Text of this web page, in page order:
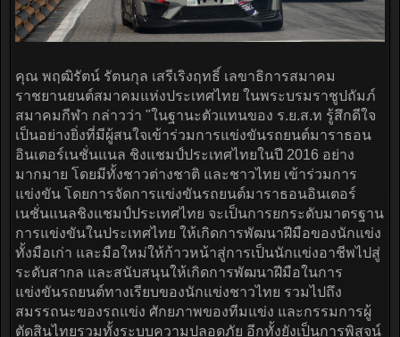
คุณ พฤฒิรัตน์ รัตนกุล เสรีเริงฤทธิ์ เลขาธิการสมาคม
ราชยานยนต์สมาคมแห่งประเทศไทย ในพระบรมราชูปถัมภ์
สมาคมกีฬา กล่าวว่า "ในฐานะตัวแทนของ ร.ย.ส.ท รู้สึกดีใจ
เป็นอย่างยิ่งที่มีผู้สนใจเข้าร่วมการแข่งขันรถยนต์มาราธอน
อินเตอร์เนชั่นแนล ชิงแชมป์ประเทศไทยในปี 2016 อย่าง
มากมาย โดยมีทั้งชาวต่างชาติ และชาวไทย เข้าร่วมการ
แข่งขัน โดยการจัดการแข่งขันรถยนต์มาราธอนอินเตอร์
เนชั่นแนลชิงแชมป์ประเทศไทย จะเป็นการยกระดับมาตรฐาน
การแข่งขันในประเทศไทย ให้เกิดการพัฒนาฝีมือของนักแข่ง
ทั้งมือเก่า และมือใหม่ให้ก้าวหน้าสู่การเป็นนักแข่งอาชีพไปสู่
ระดับสากล และสนับสนุนให้เกิดการพัฒนาฝีมือในการ
แข่งขันรถยนต์ทางเรียบของนักแข่งชาวไทย รวมไปถึง
สมรรถนะของรถแข่ง ศักยภาพของทีมแข่ง และกรรมการผู้
ตัดสินไทยรวมทั้งระบบความปลอดภัย อีกทั้งยังเป็นการพิสูจน์